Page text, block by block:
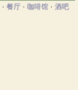
· 餐厅 · 咖啡馆 · 酒吧